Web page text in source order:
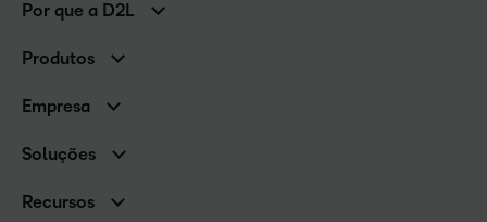
Por que a D2L
Clientes de associações
Produtos
Serviços e suporte
Nuvem Brightspace
Empresa
Contato e unidades
Notícias
Soluções
Educação básica
Recursos